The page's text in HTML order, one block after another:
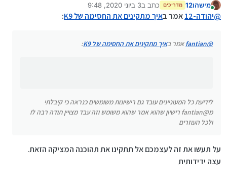
בינתיים ככל הנראה מסרתי הרגע את הרישיון האחרון
שלי, אז אעדכן אם אמצא עוד
כי קיבלתי מ@fantian רישיון שהוא אמר שהוא משומש וזה
עבד מצויין תודה רבה לו ולכל העוזרים
מחובר
מישהו12 מדריכים כתב ב3 ביוני 2020, 9:48
נערך לאחרונה על ידי
@יהודה-12 אמר באיך מתקינים את החסימה של K9 :
@
fantianאמר באיך מתקינים את החסימה של K9 :
לידיעת כל המעוניינים עובד גם רישיונות משומשים כנראה כי קיבלתי
מ@fantian רישיון שהוא אמר שהוא משומש וזה עבד מצויין תודה רבה לו
ולכל העוזרים
על תעשו את זה לעצמכם אל תתקינו את תהוכנה המציקה הזאת.
עצה ידידותית